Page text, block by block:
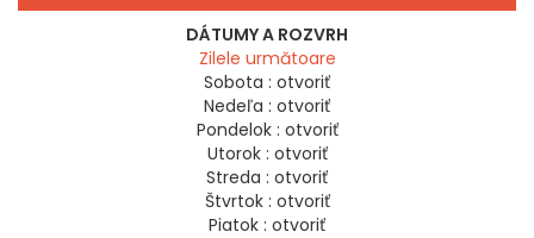
DÁTUMY A ROZVRH
Zilele următoare
Sobota : otvoriť
Nedeľa : otvoriť
Pondelok : otvoriť
Utorok : otvoriť
Streda : otvoriť
Štvrtok : otvoriť
Piatok : otvoriť